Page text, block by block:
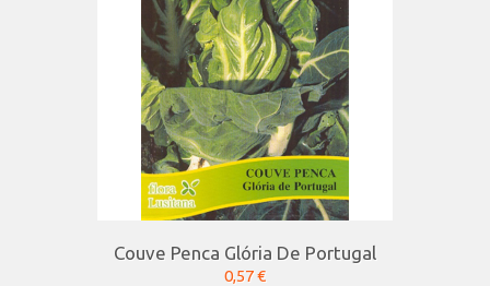
Couve Penca Glória De Portugal
0,57 €